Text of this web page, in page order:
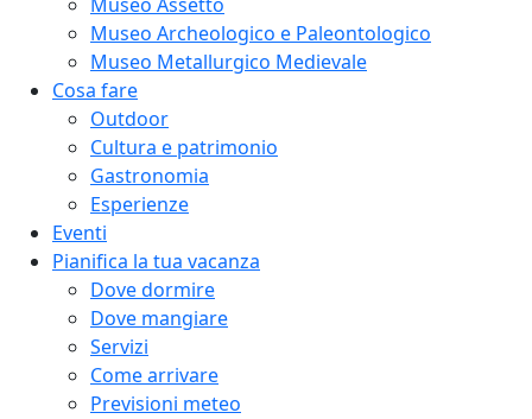
Museo Archeologico e Paleontologico
Museo Metallurgico Medievale
Cosa fare
Outdoor
Cultura e patrimonio
Gastronomia
Esperienze
Eventi
Pianifica la tua vacanza
Dove dormire
Dove mangiare
Servizi
Come arrivare
Previsioni meteo